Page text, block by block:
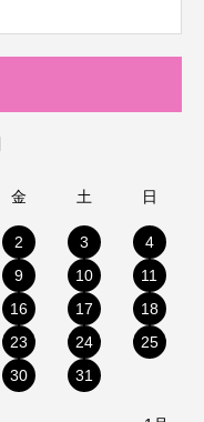
金 土 日
2 3
4
9 10
11
16 17
18
23 24
25
30 31